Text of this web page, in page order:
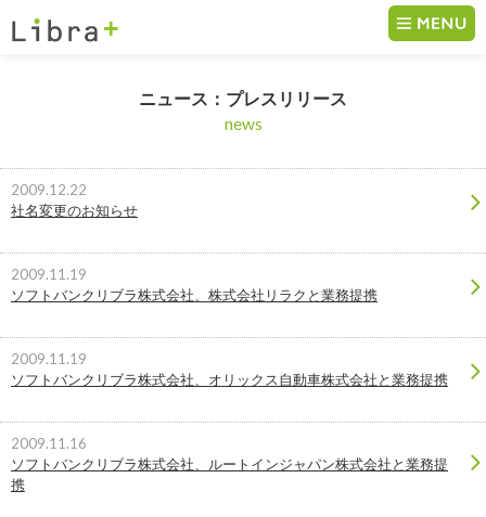
コンテンツへ移動
ニュース： プレスリリース
news
2009.12.22
社名変更のお知らせ
2009.11.19
ソフトバンクリブラ株式会社、株式会社リラクと業務提携
2009.11.19
ソフトバンクリブラ株式会社、オリックス自動車株式会社と業務提携
2009.11.16
ソフトバンクリブラ株式会社、ルートインジャパン株式会社と業務提
携